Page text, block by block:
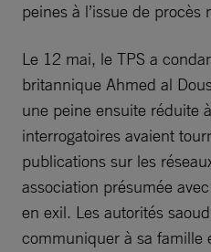
peines à l’issue de
Le 12 mai, le TPS a
britannique Ahmed al
une peine ensuite réduite
interrogatoires avaient
publications sur les
association présumée
en exil. Les autorités
communiquer à sa famille